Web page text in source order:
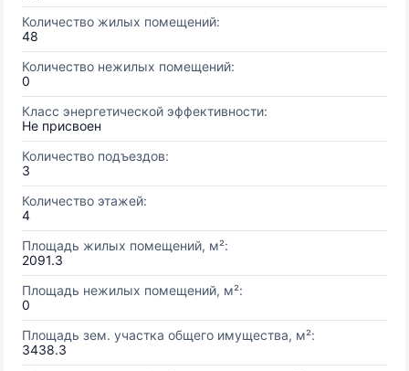
Количество жилых помещений:
48
Количество нежилых помещений:
0
Класс энергетической эффективности:
Не присвоен
Количество подъездов:
3
Количество этажей:
4
Площадь жилых помещений, м²:
2091.3
Площадь нежилых помещений, м²:
0
Площадь зем. участка общего имущества, м²:
3438.3